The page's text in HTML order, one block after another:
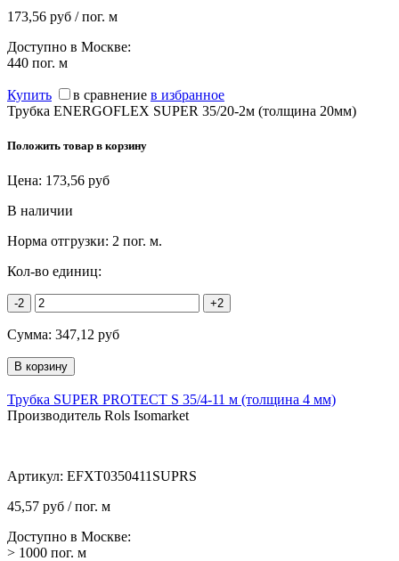
173,56 руб / пог. м
Доступно в Москве:
440 пог. м
Купить в сравнение в избранное
Трубка ENERGOFLEX SUPER 35/20-2м (толщина 20мм)
Положить товар в корзину
Цена: 173,56 руб
В наличии
Норма отгрузки: 2 пог. м.
Кол-во единиц:
-2 +2
Сумма: 347,12 руб
Трубка SUPER PROTECT S 35/4-11 м (толщина 4 мм)
Производитель Rols Isomarket
Артикул: EFXT0350411SUPRS
45,57 руб / пог. м
Доступно в Москве:
> 1000 пог. м